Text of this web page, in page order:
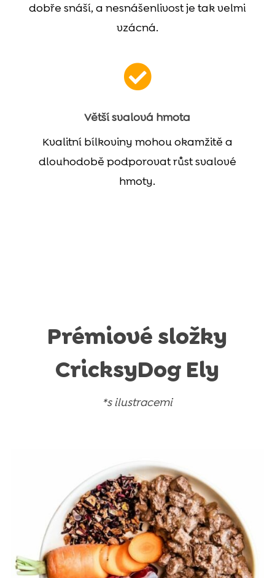
dobře snáší, a nesnášenlivost je tak velmi
vzácná.

Větší svalová hmota
Kvalitní bílkoviny mohou okamžitě a
dlouhodobě podporovat růst svalové
hmoty.
Prémiové složky
CricksyDog Ely
*s ilustracemi